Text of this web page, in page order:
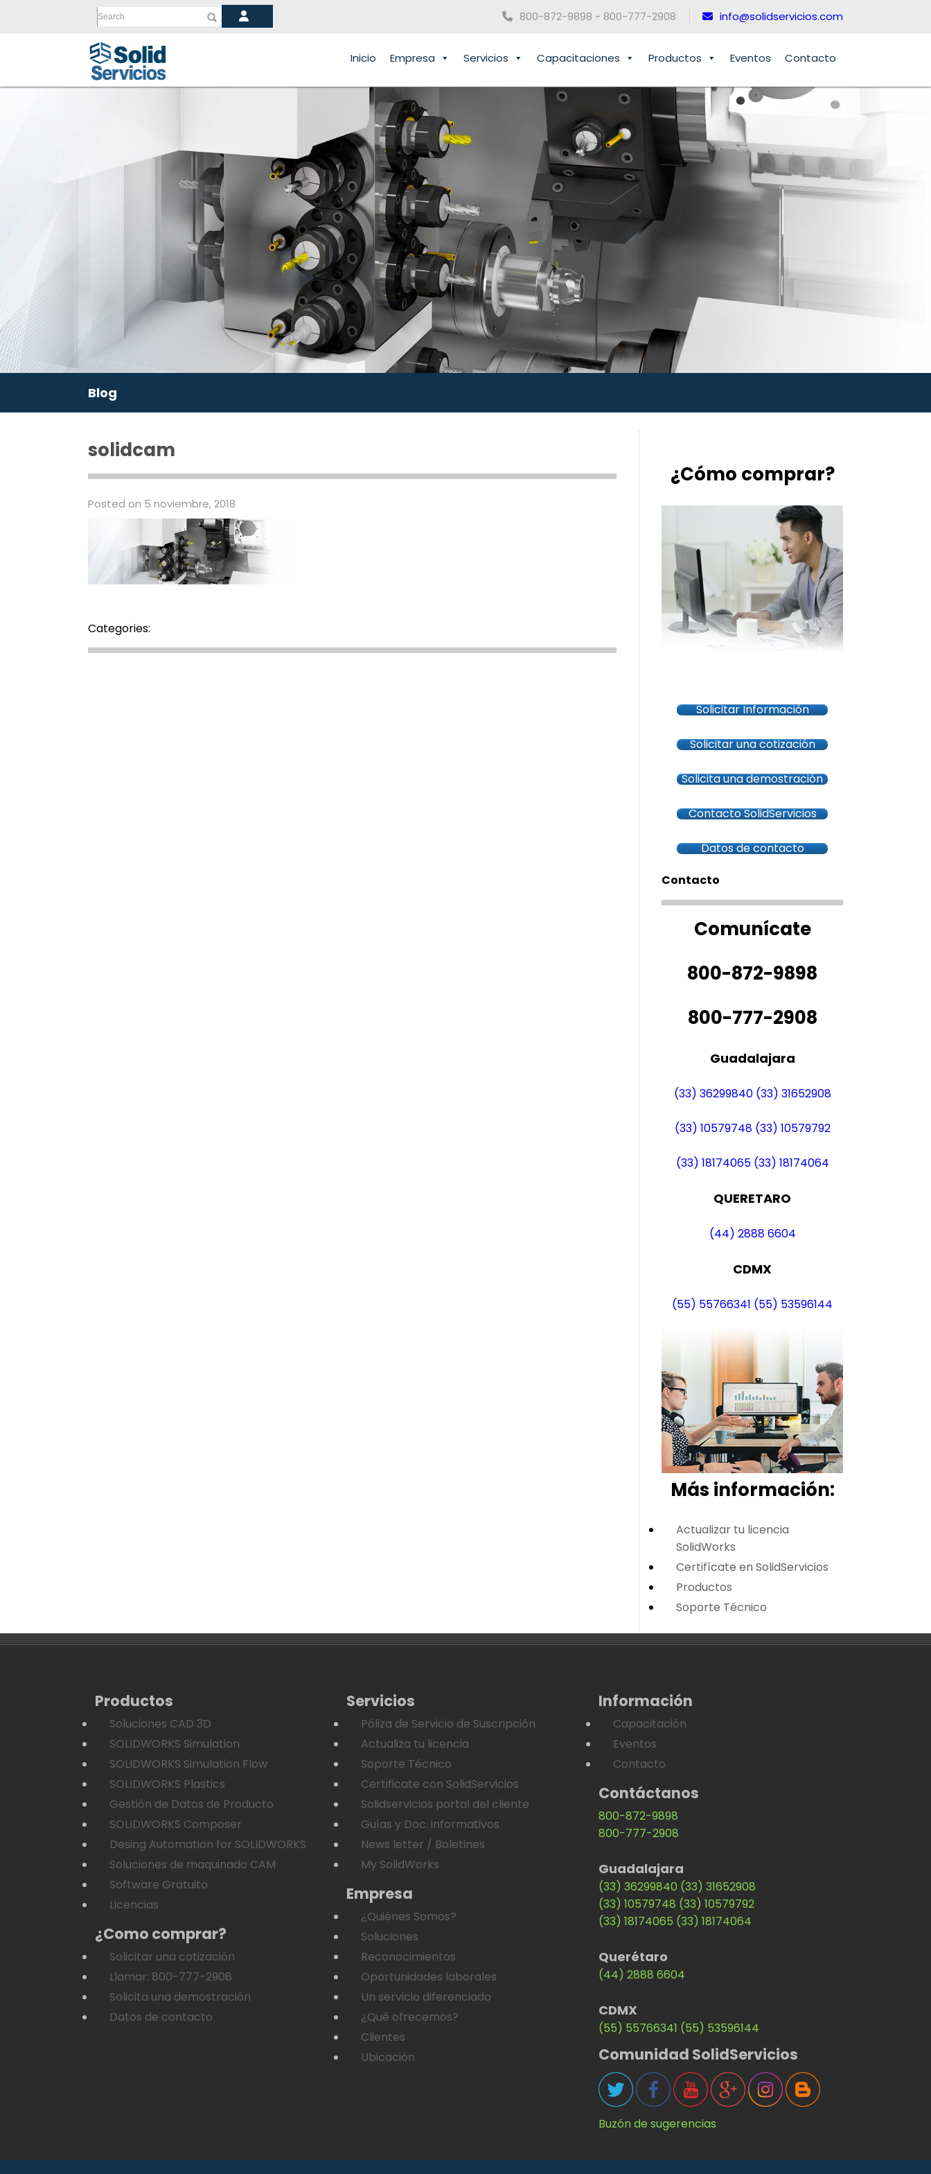
800-872-9898 - 800-777-2908 info@solidservicios.com
Search
Inicio Empresa Servicios Capacitaciones Productos Eventos Contacto
Blog
solidcam
Posted on 5 noviembre, 2018
Categories:
¿Cómo comprar?
Solicitar Información
Solicitar una cotización
Solicita una demostración
Contacto SolidServicios
Datos de contacto
Contacto
Comunícate
800-872-9898
800-777-2908
Guadalajara
(33) 36299840 (33) 31652908
(33) 10579748 (33) 10579792
(33) 18174065 (33) 18174064
QUERETARO
(44) 2888 6604
CDMX
(55) 55766341 (55) 53596144
Más información:
Actualizar tu licencia
SolidWorks
Certifícate en SolidServicios
Productos
Soporte Técnico
Productos
Soluciones CAD 3D
SOLIDWORKS Simulation
SOLIDWORKS Simulation Flow
SOLIDWORKS Plastics
Gestión de Datos de Producto
SOLIDWORKS Composer
Desing Automation for SOLIDWORKS
Soluciones de maquinado CAM
Software Gratuito
Licencias
¿Como comprar?
Solicitar una cotización
Llamar: 800-777-2908
Solicita una demostración
Datos de contacto
Servicios
Póliza de Servicio de Suscripción
Actualiza tu licencia
Soporte Técnico
Certificate con SolidServicios
Solidservicios portal del cliente
Guías y Doc. informativos
News letter / Boletines
My SolidWorks
Empresa
¿Quiénes Somos?
Soluciones
Reconocimientos
Oportunidades laborales
Un servicio diferenciado
¿Qué ofrecemos?
Clientes
Ubicación
Información
Capacitación
Eventos
Contacto
Contáctanos
800-872-9898
800-777-2908
Guadalajara
(33) 36299840 (33) 31652908
(33) 10579748 (33) 10579792
(33) 18174065 (33) 18174064
Querétaro
(44) 2888 6604
CDMX
(55) 55766341 (55) 53596144
Comunidad SolidServicios
Buzón de sugerencias